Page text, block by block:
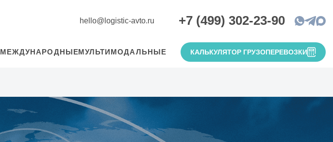
hello@logistic-avto.ru +7 (499) 302-23-90
МЕЖДУНАРОДНЫЕМУЛЬТИМОДАЛЬНЫЕ КАЛЬКУЛЯТОР ГРУЗОПЕРЕВОЗКИ